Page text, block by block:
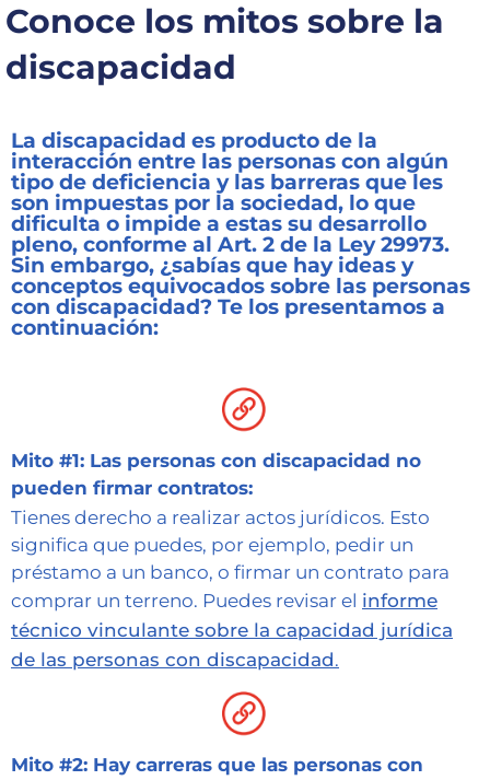
Novedades
Contacto
Ruta
de
reclamos
Conoce los mitos sobre la
discapacidad
La discapacidad es producto de la
interacción entre las personas con algún
tipo de deficiencia y las barreras que les
son impuestas por la sociedad, lo que
dificulta o impide a estas su desarrollo
pleno, conforme al Art. 2 de la Ley 29973.
Sin embargo, ¿sabías que hay ideas y
conceptos equivocados sobre las personas
con discapacidad? Te los presentamos a
continuación:
Mito #1: Las personas con discapacidad no
pueden firmar contratos:
Tienes derecho a realizar actos jurídicos. Esto
significa que puedes, por ejemplo, pedir un
préstamo a un banco, o firmar un contrato para
comprar un terreno. Puedes revisar el informe
técnico vinculante sobre la capacidad jurídica
de las personas con discapacidad.
Mito #2: Hay carreras que las personas con